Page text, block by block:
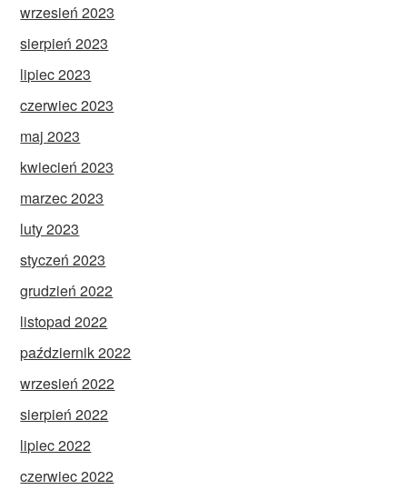
wrzesień 2023
sierpień 2023
lipiec 2023
czerwiec 2023
maj 2023
kwiecień 2023
marzec 2023
luty 2023
styczeń 2023
grudzień 2022
listopad 2022
październik 2022
wrzesień 2022
sierpień 2022
lipiec 2022
czerwiec 2022